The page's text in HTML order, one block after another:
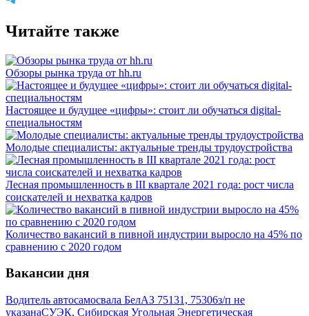
Читайте также
Обзоры рынка труда от hh.ru
Настоящее и будущее «цифры»: стоит ли обучаться digital-
специальностям
Молодые специалисты: актуальные тренды трудоустройства
Лесная промышленность в III квартале 2021 года: рост числа
соискателей и нехватка кадров
Количество вакансий в пивной индустрии выросло на 45% по
сравнению с 2020 годом
Вакансии дня
Водитель автосамосвала БелАЗ 75131, 75306з/п не
указанаСУЭК, Сибирская Угольная Энергетическая